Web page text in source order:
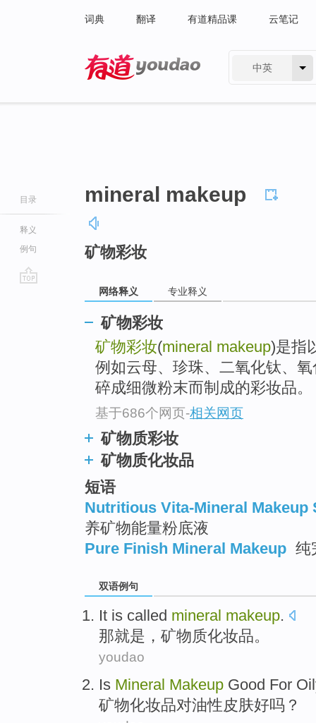
词典 翻译 有道精品课 云笔记
中英
目录
释义
例句
mineral makeup
矿物彩妆
网络释义 专业释义
矿物彩妆
矿物彩妆(mineral makeup)是指
例如云母、珍珠、二氧化钛、
碎成细微粉末而制成的彩妆品。
基于686个网页-相关网页
矿物质彩妆
矿物质化妆品
短语
Nutritious Vita-Mineral Makeup
养矿物能量粉底液
Pure Finish Mineral Makeup 纯
双语例句
It is called mineral makeup.
那就是 ， 矿物质化妆品。
youdao
Is Mineral Makeup Good For
矿物化妆品对油性皮肤好吗？